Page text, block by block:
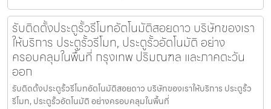
รับติดตั้งประตูรั้วรีโมทอัตโนมัติสอยดาว บริษัทของเรา
ให้บริการ ประตูรั้วรีโมท, ประตูรั้วอัตโนมัติ อย่าง
ครอบคลุมในพื้นที่ กรุงเทพ ปริมณฑล และภาคตะวัน
ออก
รับติดตั้งประตูรั้วรีโมทอัตโนมัติสอยดาว บริษัทของเราให้บริการ ประตูรั้ว
รีโมท, ประตูรั้วอัตโนมัติ อย่างครอบคลุมในพื้นที่